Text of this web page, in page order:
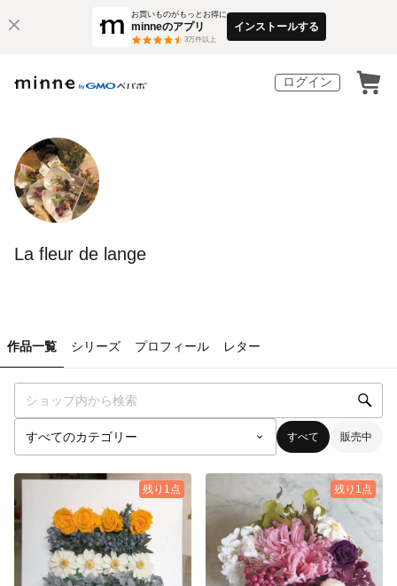
お買いものがもっとお得に
minneのアプリ
3万件以上
インストールする
ログイン
La fleur de lange
作品一覧 シリーズ プロフィール レター
すべて 販売中
残り1点 残り1点